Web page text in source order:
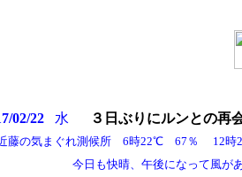
02/22水 ３日ぶりにルンとの
の気まぐれ測候所 6時22℃ 67％
も快晴、午後になって風がある